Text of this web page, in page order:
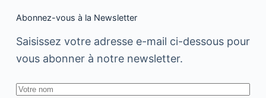
Abonnez-vous à la Newsletter
Saisissez votre adresse e-mail ci-dessous pour
vous abonner à notre newsletter.